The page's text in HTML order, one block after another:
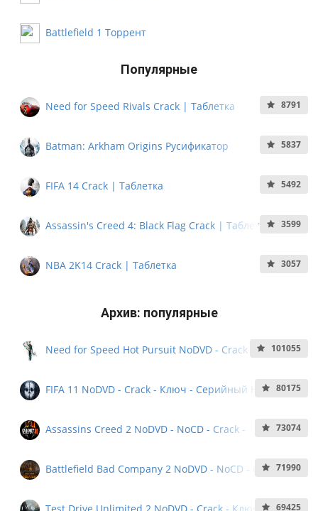
Battlefield 1 Торрент
Популярные
Need for Speed Rivals Crack | Таблетка 8791
Batman: Arkham Origins Русификатор 5837
FIFA 14 Crack | Таблетка 5492
Assassin's Creed 4: Black Flag Crack | Таблетка 3599
NBA 2K14 Crack | Таблетка 3057
Архив: популярные
Need for Speed Hot Pursuit NoDVD - Crack - Ключ -
101055
FIFA 11 NoDVD - Crack - Ключ - Серийный Номер -80175
Assassins Creed 2 NoDVD - NoCD - Crack -
73074
Battlefield Bad Company 2 NoDVD - NoCD - Crack -71990
Test Drive Unlimited 2 NoDVD - Crack - Ключ - 69425